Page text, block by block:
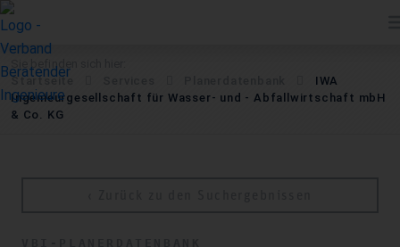
Sie befinden sich hier:
Startseite
IWA
Ingenieurgesellschaft für Wasser- und - Abfallwirtschaft mbH
& Co. KG